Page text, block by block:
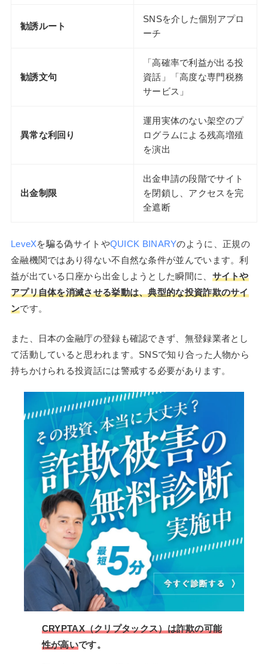
勧誘ルート
SNSを介した個別アプロ
ーチ
勧誘文句
「高確率で利益が出る投
資話」「高度な専門税務
サービス」
異常な利回り
運用実体のない架空のプ
ログラムによる残高増殖
を演出
出金制限
出金申請の段階でサイト
を閉鎖し、アクセスを完
全遮断
LeveXを騙る偽サイトやQUICK BINARYのように、正規の
金融機関ではあり得ない不自然な条件が並んでいます。利
益が出ている口座から出金しようとした瞬間に、 サイトや
アプリ自体を消滅させる挙動は、典型的な投資詐欺のサイ
ンです。
また、日本の金融庁の登録も確認できず、無登録業者とし
て活動していると思われます。SNSで知り合った人物から
持ちかけられる投資話には警戒する必要があります。
CRYPTAX（クリプタックス）は詐欺の可能
性が高いです。